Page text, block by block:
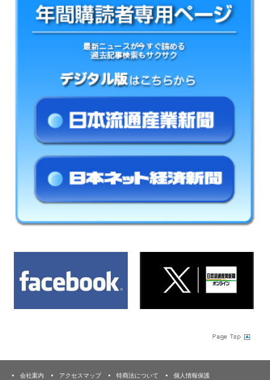
会社案内 アクセスマップ 特商法について 個人情報保護